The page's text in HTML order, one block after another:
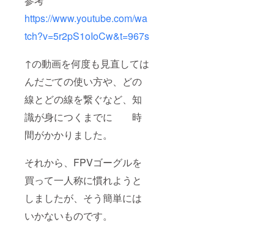
https://www.youtube.com/wa
tch?v=5r2pS1oIoCw&t=967s
↑の動画を何度も見直しては
んだごての使い方や、どの
線とどの線を繋ぐなど、知
識が身につくまでに 時
間がかかりました。
それから、FPVゴーグルを
買って一人称に慣れようと
しましたが、そう簡単には
いかないものです。